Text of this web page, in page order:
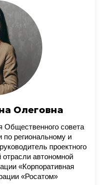
Олеговна
Общественного совета
региональному и
проектного
автономной
«Корпоративная
«Росатом»